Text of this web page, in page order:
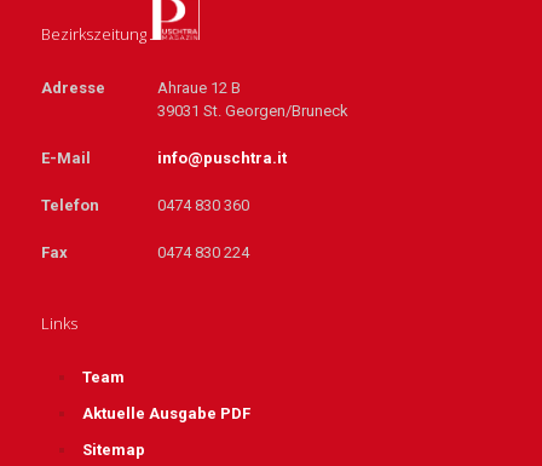
Bezirkszeitung
Adresse
Ahraue 12 B
39031 St. Georgen/Bruneck
E-Mail info@puschtra.it
Telefon 0474 830 360
Fax 0474 830 224
Links
Team
Aktuelle Ausgabe PDF
Sitemap